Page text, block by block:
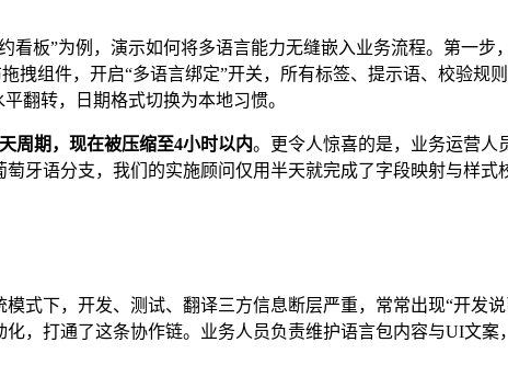
板”为例，演示如何将多语言能力无缝嵌入业务流程。第一
拽组件，开启“多语言绑定”开关，所有标签、提示语、校验规
翻转，日期格式切换为本地习惯。
周期，现在被压缩至4小时以内。更令人惊喜的是，业务运营人
牙语分支，我们的实施顾问仅用半天就完成了字段映射与样
式下，开发、测试、翻译三方信息断层严重，常常出现“开发
，打通了这条协作链。业务人员负责维护语言包内容与UI文